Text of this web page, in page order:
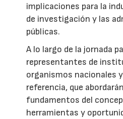
implicaciones para la
de investigación y las
públicas.
A lo largo de la jornada
representantes de
organismos nacionales
referencia, que
fundamentos del
herramientas y